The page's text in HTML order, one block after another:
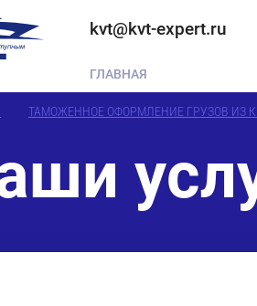
ГЛАВНАЯ
kvt@kvt-expert.ru
ТАМОЖЕННОЕ ОФОРМЛЕНИЕ ГРУЗОВ ИЗ